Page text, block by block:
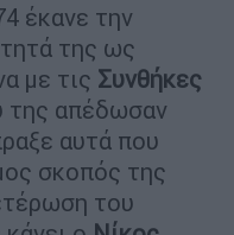
έκανε την
της ως
με τις Συνθήκες
της απέδωσαν
αυτά που
σκοπός της
του